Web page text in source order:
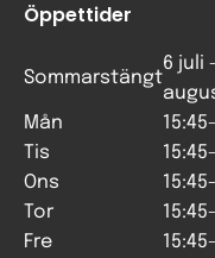
Öppettider
Sommarstängt
6 juli
Mån
Tis
Ons
Tor
Fre